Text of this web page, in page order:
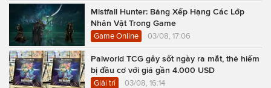
Mistfall Hunter: Bảng Xếp Hạng Các Lớp
Nhân Vật Trong Game
Game Online 03/08, 17:06
Palworld TCG gây sốt ngày ra mắt, thẻ hiếm
bị đầu cơ với giá gần 4.000 USD
Giải trí 03/08, 16:14